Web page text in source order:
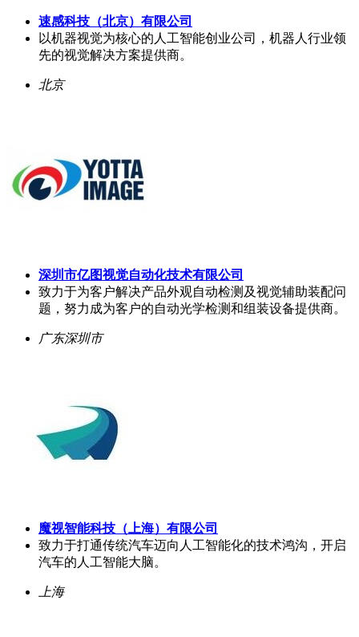
速感科技（北京）有限公司
以机器视觉为核心的人工智能创业公司，机器人行业领
先的视觉解决方案提供商。
北京
深圳市亿图视觉自动化技术有限公司
致力于为客户解决产品外观自动检测及视觉辅助装配问
题，努力成为客户的自动光学检测和组装设备提供商。
广东深圳市
魔视智能科技（上海）有限公司
致力于打通传统汽车迈向人工智能化的技术鸿沟，开启
汽车的人工智能大脑。
上海